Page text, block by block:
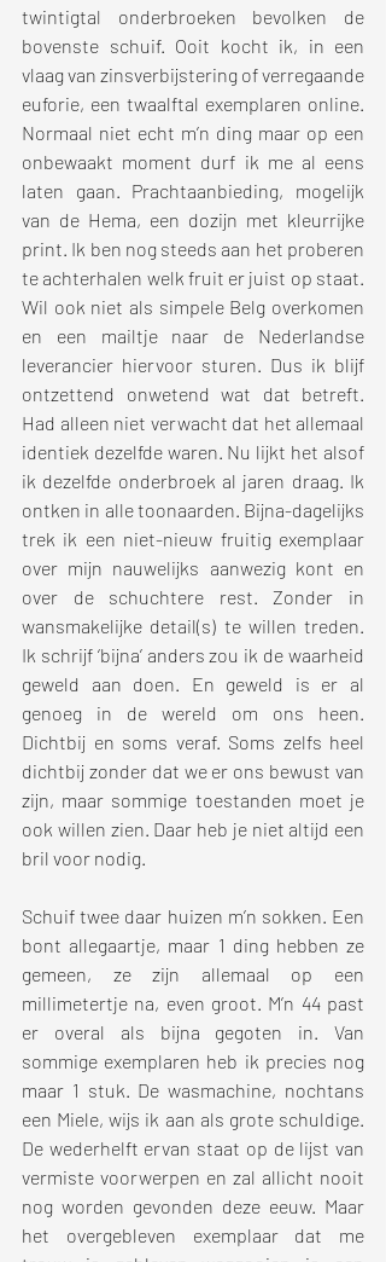
twintigtal onderbroeken bevolken de
bovenste schuif. Ooit kocht ik, in een
vlaag van zinsverbijstering of verregaande
euforie, een twaalftal exemplaren online.
Normaal niet echt m’n ding maar op een
onbewaakt moment durf ik me al eens
laten gaan. Prachtaanbieding, mogelijk
van de Hema, een dozijn met kleurrijke
print. Ik ben nog steeds aan het proberen
te achterhalen welk fruit er juist op staat.
Wil ook niet als simpele Belg overkomen
en een mailtje naar de Nederlandse
leverancier hiervoor sturen. Dus ik blijf
ontzettend onwetend wat dat betreft.
Had alleen niet verwacht dat het allemaal
identiek dezelfde waren. Nu lijkt het alsof
ik dezelfde onderbroek al jaren draag. Ik
ontken in alle toonaarden. Bijna-dagelijks
trek ik een niet-nieuw fruitig exemplaar
over mijn nauwelijks aanwezig kont en
over de schuchtere rest. Zonder in
wansmakelijke detail(s) te willen treden.
Ik schrijf ‘bijna’ anders zou ik de waarheid
geweld aan doen. En geweld is er al
genoeg in de wereld om ons heen.
Dichtbij en soms veraf. Soms zelfs heel
dichtbij zonder dat we er ons bewust van
zijn, maar sommige toestanden moet je
ook willen zien. Daar heb je niet altijd een
bril voor nodig.
Schuif twee daar huizen m’n sokken. Een
bont allegaartje, maar 1 ding hebben ze
gemeen, ze zijn allemaal op een
millimetertje na, even groot. M’n 44 past
er overal als bijna gegoten in. Van
sommige exemplaren heb ik precies nog
maar 1 stuk. De wasmachine, nochtans
een Miele, wijs ik aan als grote schuldige.
De wederhelft ervan staat op de lijst van
vermiste voorwerpen en zal allicht nooit
nog worden gevonden deze eeuw. Maar
het overgebleven exemplaar dat me